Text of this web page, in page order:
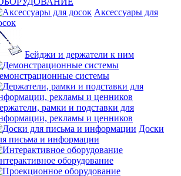
Аксессуары для
Бейджи и держатели к ним
системы
рамки и подставки для
рекламы и ценников
Доски
письма и информации
оборудование